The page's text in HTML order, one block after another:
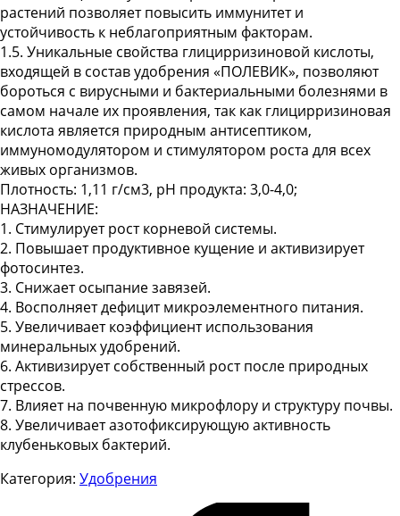
растений позволяет повысить иммунитет и
устойчивость к неблагоприятным факторам.
1.5. Уникальные свойства глицирризиновой кислоты,
входящей в состав удобрения «ПОЛЕВИК», позволяют
бороться с вирусными и бактериальными болезнями в
самом начале их проявления, так как глицирризиновая
кислота является природным антисептиком,
иммуномодулятором и стимулятором роста для всех
живых организмов.
Плотность: 1,11 г/см3, pH продукта: 3,0-4,0;
НАЗНАЧЕНИЕ:
1. Стимулирует рост корневой системы.
2. Повышает продуктивное кущение и активизирует
фотосинтез.
3. Снижает осыпание завязей.
4. Восполняет дефицит микроэлементного питания.
5. Увеличивает коэффициент использования
минеральных удобрений.
6. Активизирует собственный рост после природных
стрессов.
7. Влияет на почвенную микрофлору и структуру почвы.
8. Увеличивает азотофиксирующую активность
клубеньковых бактерий.
Категория: Удобрения